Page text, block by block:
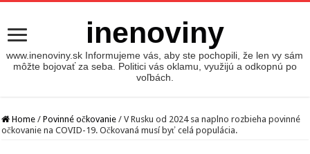
inenoviny
www.inenoviny.sk Informujeme vás, aby ste pochopili, že len vy sám
môžte bojovať za seba. Politici vás oklamu, využijú a odkopnú po
voľbách.
Home / Povinné očkovanie / V Rusku od 2024 sa naplno rozbieha povinné
očkovanie na COVID-19. Očkovaná musí byť celá populácia.